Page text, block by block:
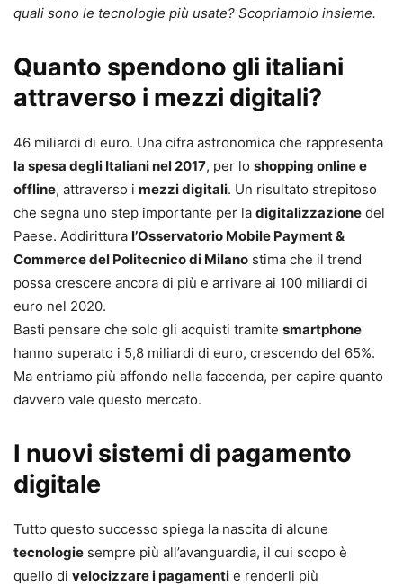
quali sono le tecnologie più usate? Scopriamolo insieme.
Quanto spendono gli italiani
attraverso i mezzi digitali?
46 miliardi di euro. Una cifra astronomica che rappresenta
la spesa degli Italiani nel 2017, per lo shopping online e
offline, attraverso i mezzi digitali. Un risultato strepitoso
che segna uno step importante per la digitalizzazione del
Paese. Addirittura l’Osservatorio Mobile Payment &
Commerce del Politecnico di Milano stima che il trend
possa crescere ancora di più e arrivare ai 100 miliardi di
euro nel 2020.
Basti pensare che solo gli acquisti tramite smartphone
hanno superato i 5,8 miliardi di euro, crescendo del 65%.
Ma entriamo più affondo nella faccenda, per capire quanto
davvero vale questo mercato.
I nuovi sistemi di pagamento
digitale
Tutto questo successo spiega la nascita di alcune
tecnologie sempre più all’avanguardia, il cui scopo è
quello di velocizzare i pagamenti e renderli più